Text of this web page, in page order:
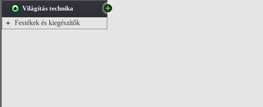
Világítás technika
+ Festékek és kiegészítők